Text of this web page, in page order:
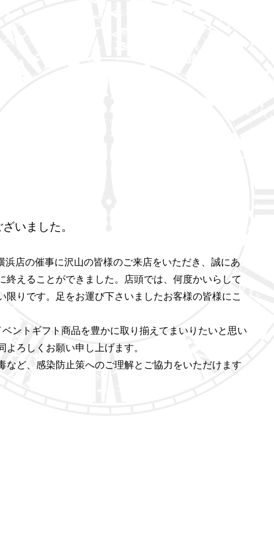
いました。
店の催事に沢山の皆様のご来店をいただき、誠にあ
えることができました。店頭では、何度かいらして
りです。足をお運び下さいましたお客様の皆様にこ
ントギフト商品を豊かに取り揃えてまいりたいと思い
ろしくお願い申し上げます。
ど、感染防止策へのご理解とご協力をいただけます